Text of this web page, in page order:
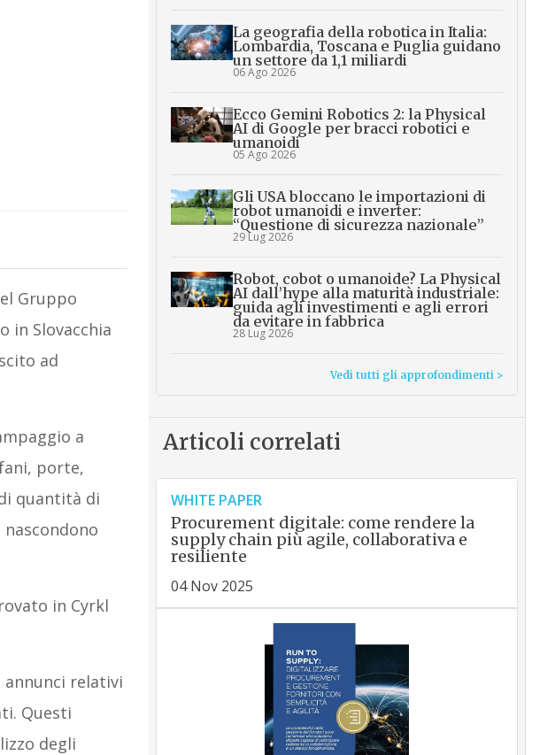
Gruppo
in Slovacchia
ad
a
porte,
quantità di
in Cyrkl
annunci relativi
Questi
degli
La geografia della robotica in Italia:
Lombardia, Toscana e Puglia guidano
un settore da 1,1 miliardi
06 Ago 2026
Ecco Gemini Robotics 2: la Physical
AI di Google per bracci robotici e
umanoidi
05 Ago 2026
Gli USA bloccano le importazioni di
robot umanoidi e inverter:
“Questione di sicurezza nazionale”
29 Lug 2026
Robot, cobot o umanoide? La Physical
AI dall’hype alla maturità industriale:
guida agli investimenti e agli errori
da evitare in fabbrica
28 Lug 2026
Vedi tutti gli approfondimenti >
Articoli correlati
WHITE PAPER
Procurement digitale: come rendere la
supply chain più agile, collaborativa e
resiliente
04 Nov 2025